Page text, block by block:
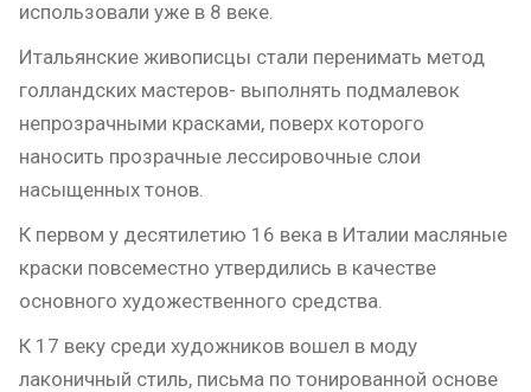
использовали уже в 8 веке.
Итальянские живописцы стали перенимать метод
голландских мастеров- выполнять подмалевок
непрозрачными красками, поверх которого
наносить прозрачные лессировочные слои
насыщенных тонов.
К первом у десятилетию 16 века в Италии масляные
краски повсеместно утвердились в качестве
основного художественного средства.
К 17 веку среди художников вошел в моду
лаконичный стиль, письма по тонированной основе